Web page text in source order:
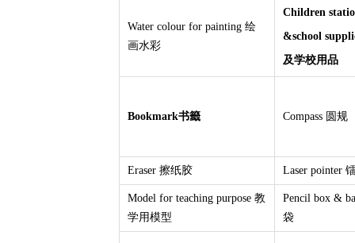
Water colour for painting 绘
画水彩
Children
&school
及学校用品
Bookmark书籤 Compass 圆规
Eraser 擦纸胶 Laser pointer
Model for teaching purpose 教
学用模型
Pencil box &
袋